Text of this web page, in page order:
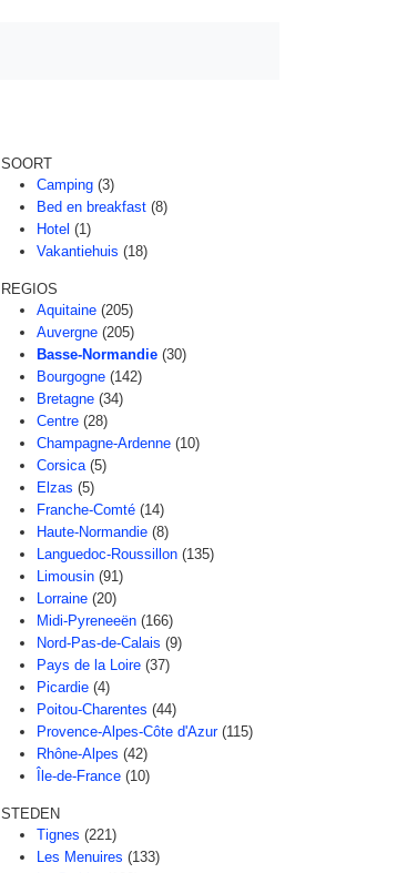
SOORT
Camping (3)
Bed en breakfast (8)
Hotel (1)
Vakantiehuis (18)
REGIOS
Aquitaine (205)
Auvergne (205)
Basse-Normandie (30)
Bourgogne (142)
Bretagne (34)
Centre (28)
Champagne-Ardenne (10)
Corsica (5)
Elzas (5)
Franche-Comté (14)
Haute-Normandie (8)
Languedoc-Roussillon (135)
Limousin (91)
Lorraine (20)
Midi-Pyreneeën (166)
Nord-Pas-de-Calais (9)
Pays de la Loire (37)
Picardie (4)
Poitou-Charentes (44)
Provence-Alpes-Côte d'Azur (115)
Rhône-Alpes (42)
Île-de-France (10)
STEDEN
Tignes (221)
Les Menuires (133)